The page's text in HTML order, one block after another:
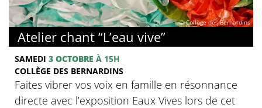
© Collège des Bernardins
Atelier chant “L’eau vive”
SAMEDI 3 OCTOBRE À 15H
COLLÈGE DES BERNARDINS
Faites vibrer vos voix en famille en résonnance
directe avec l’exposition Eaux Vives lors de cet